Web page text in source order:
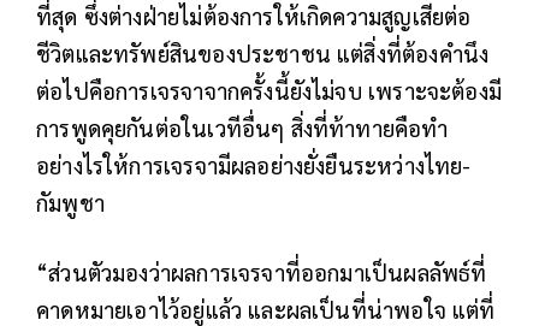
ที่สุด ซึ่งต่างฝ่ายไม่ต้องการให้เกิดความสูญเสียต่อ
ชีวิตและทรัพย์สินของประชาชน แต่สิ่งที่ต้องคำนึง
ต่อไปคือการเจรจาจากครั้งนี้ยังไม่จบ เพราะจะต้องมี
การพูดคุยกันต่อในเวทีอื่นๆ สิ่งที่ท้าทายคือทำ
อย่างไรให้การเจรจามีผลอย่างยั่งยืนระหว่างไทย-
กัมพูชา
“ส่วนตัวมองว่าผลการเจรจาที่ออกมาเป็นผลลัพธ์ที่
คาดหมายเอาไว้อยู่แล้ว และผลเป็นที่น่าพอใจ แต่ที่